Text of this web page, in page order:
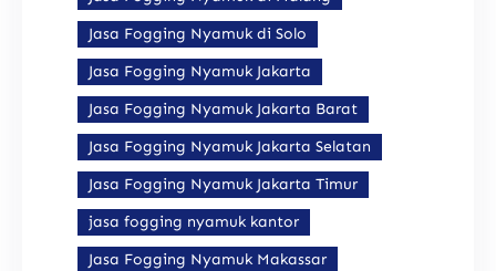
Jasa Fogging Nyamuk di Solo
Jasa Fogging Nyamuk Jakarta
Jasa Fogging Nyamuk Jakarta Barat
Jasa Fogging Nyamuk Jakarta Selatan
Jasa Fogging Nyamuk Jakarta Timur
jasa fogging nyamuk kantor
Jasa Fogging Nyamuk Makassar